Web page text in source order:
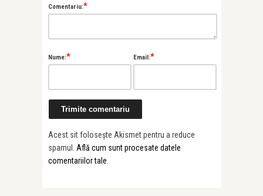
Comentariu:*
Nume:* Email:*
Acest sit folosește Akismet pentru a reduce
spamul. Află cum sunt procesate datele
comentariilor tale